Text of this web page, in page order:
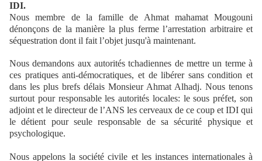
IDI.
Nous membre de la famille de Ahmat mahamat Mougouni
dénonçons de la manière la plus ferme l’arrestation arbitraire et
séquestration dont il fait l’objet jusqu'à maintenant.
Nous demandons aux autorités tchadiennes de mettre un terme à
ces pratiques anti-démocratiques, et de libérer sans condition et
dans les plus brefs délais Monsieur Ahmat Alhadj. Nous tenons
surtout pour responsable les autorités locales: le sous préfet, son
adjoint et le directeur de l’ANS les cerveaux de ce coup et IDI qui
le détient pour seule responsable de sa sécurité physique et
psychologique.
Nous appelons la société civile et les instances internationales à